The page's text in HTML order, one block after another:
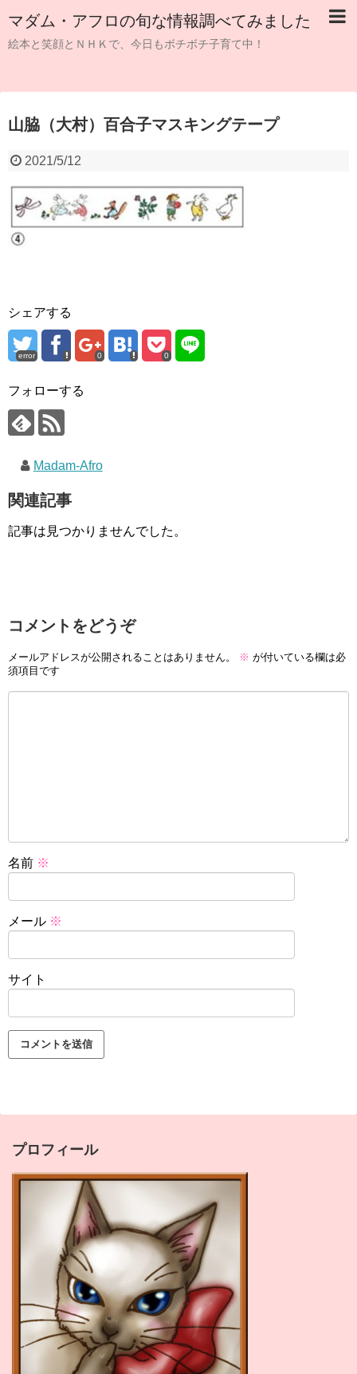
マダム・アフロの旬な情報調べてみました
絵本と笑顔とＮＨＫで、今日もボチボチ子育て中！
山脇（大村）百合子マスキングテープ
2021/5/12
シェアする
error 0 0
フォローする
Madam-Afro
関連記事
記事は見つかりませんでした。
コメントをどうぞ
メールアドレスが公開されることはありません。 ※ が付いている欄は必
須項目です
名前 ※
メール ※
サイト
プロフィール